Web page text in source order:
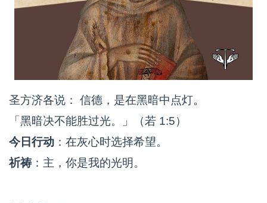
圣方济各说： 信德，是在黑暗中点灯。
「黑暗决不能胜过光。」（若 1:5）
今日行动 ：在灰心时选择希望。
祈祷：主，你是我的光明。